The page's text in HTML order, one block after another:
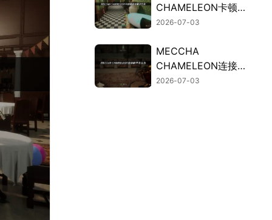
CHAMELEON卡顿？
联机掉线解决方法汇
2026-07-03
MECCHA
CHAMELEON连接断
开？UU加速器免费
2026-07-03